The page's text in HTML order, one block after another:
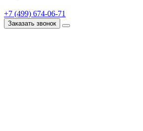
+7 (499) 674-06-71
Заказать звонок